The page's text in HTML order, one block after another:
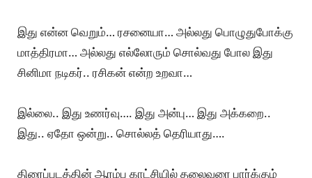
இது என்ன வெறும்… ரசனையா… அல்லது பொழுதுபோக்கு
மாத்திரமா… அல்லது எல்லோரும் சொல்வது போல இது
சினிமா நடிகர்.. ரசிகன் என்ற உறவா…
இல்லை.. இது உணர்வு…. இது அன்பு… இது அக்கறை..
இது.. ஏதோ ஒன்று.. சொல்லத் தெரியாது….
திரைப்படத்தின் ஆரம்ப காட்சியில் தலைவரை பார்க்கும்